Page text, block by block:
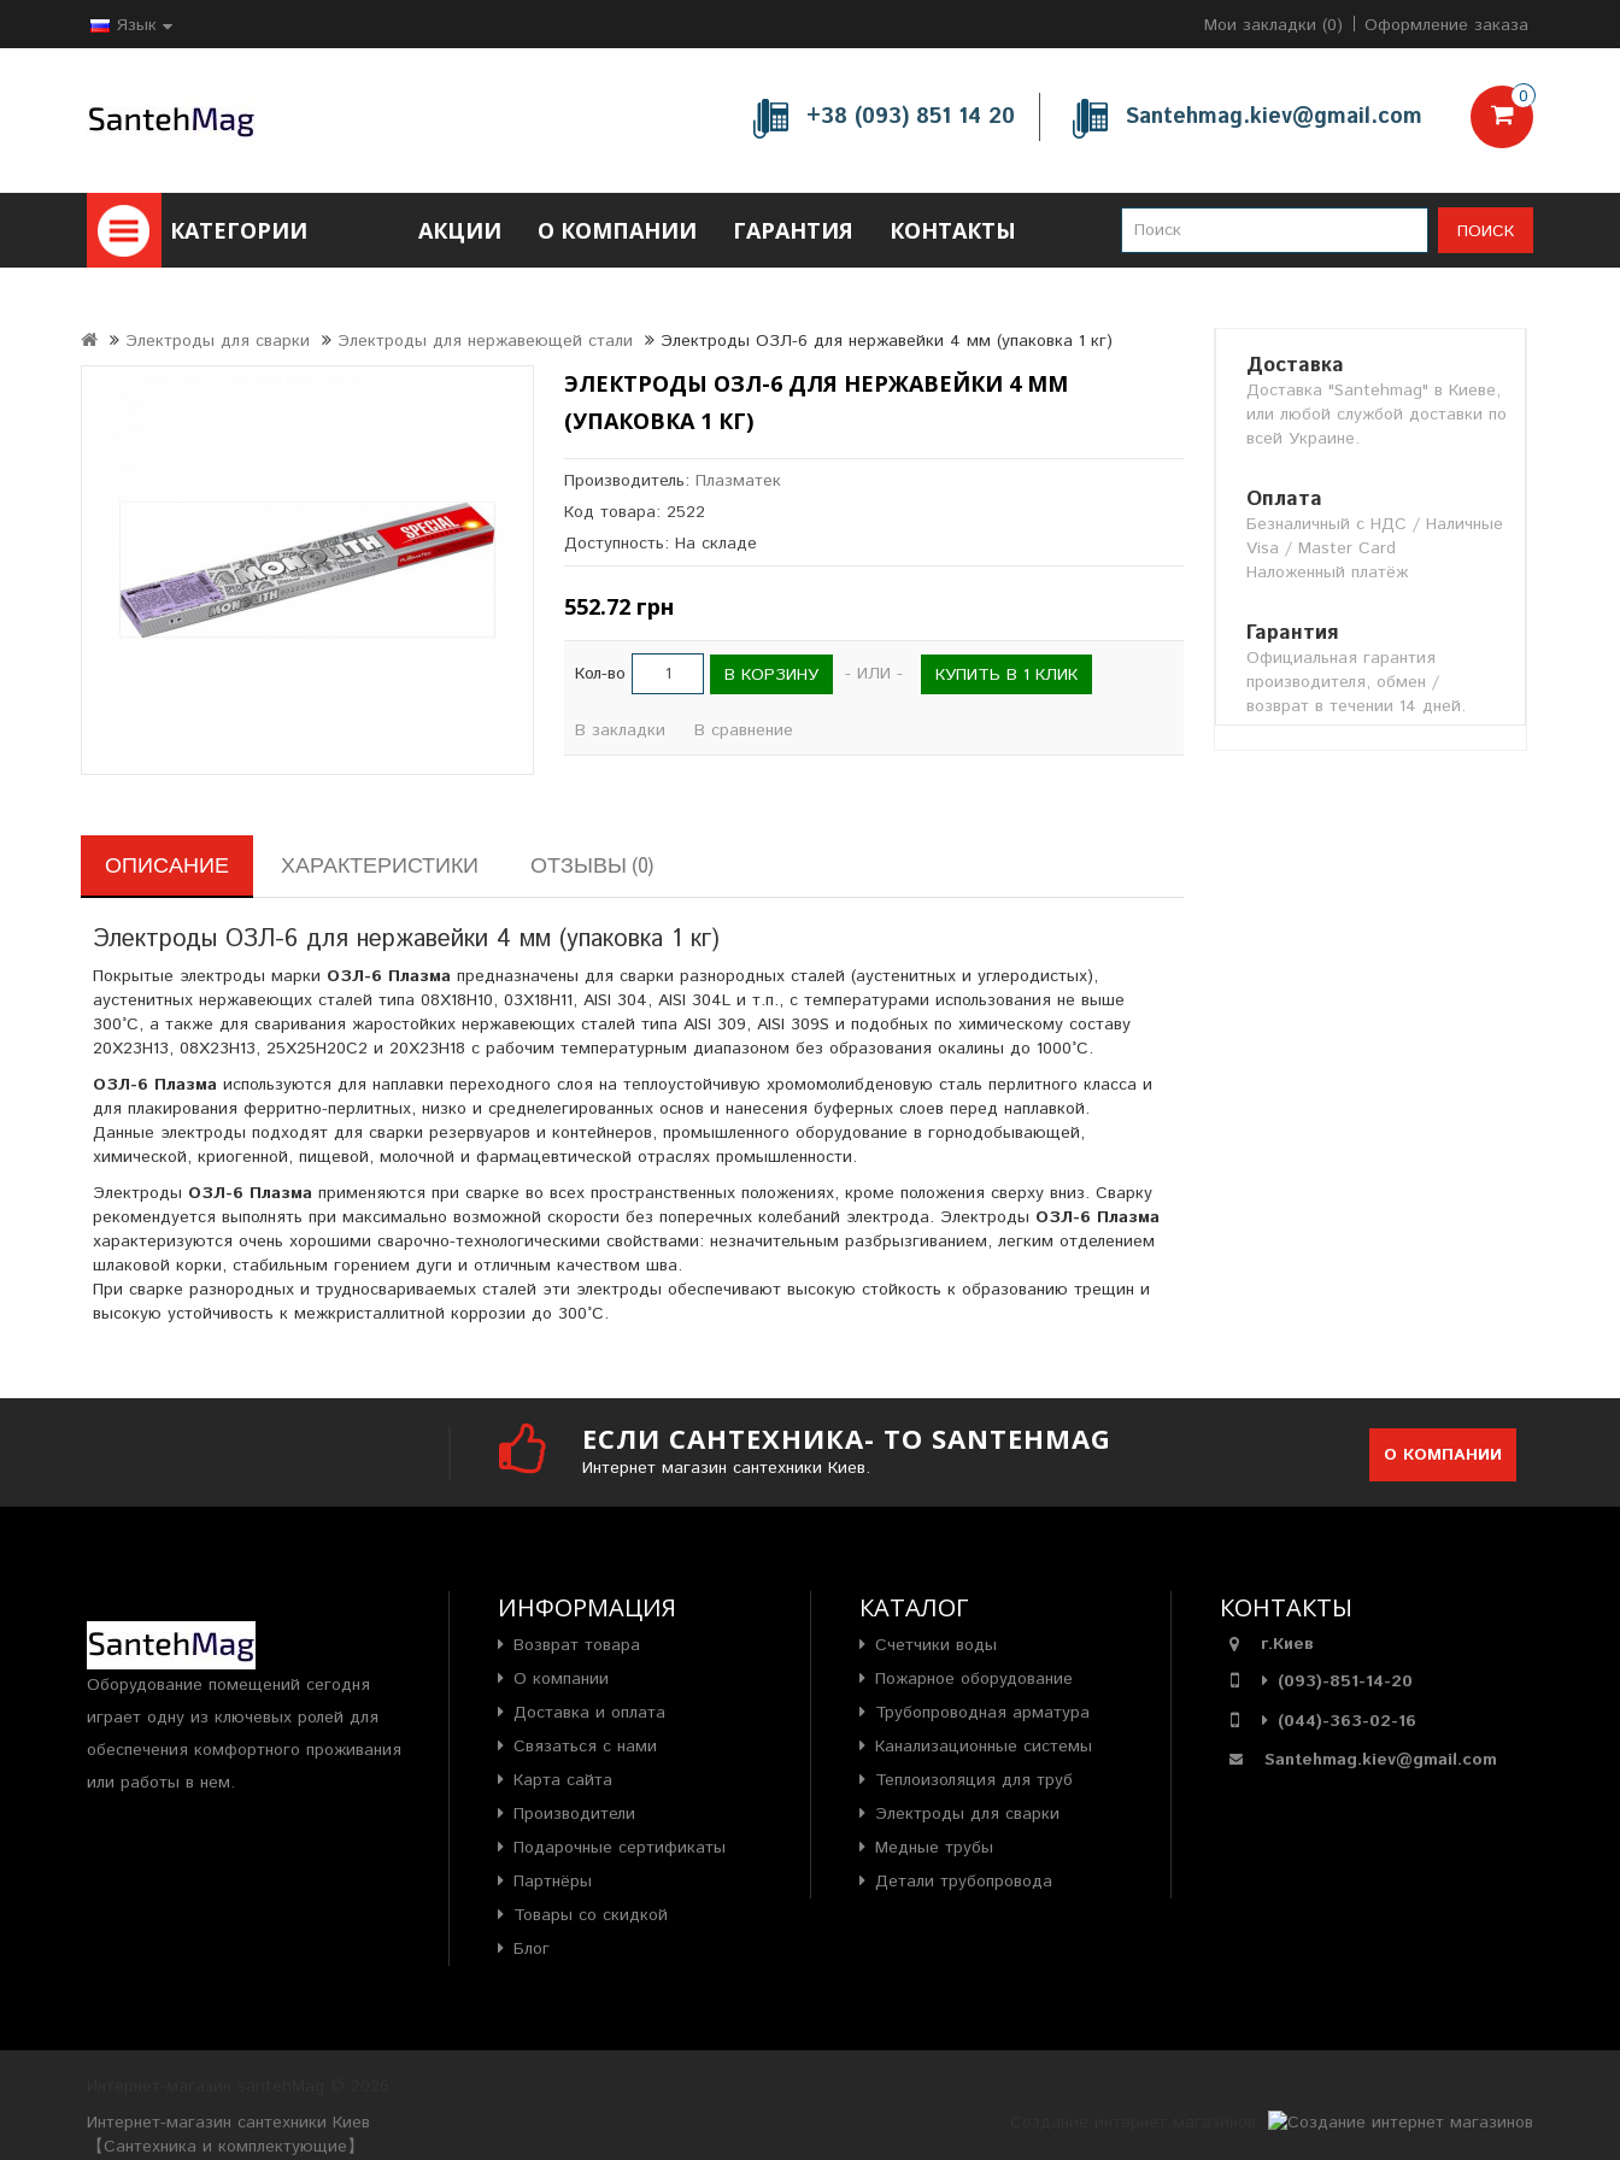
Язык Мои закладки (0) Оформление заказа
+38 (093) 851 14 20 Santehmag.kiev@gmail.com
0
ПОИСК
КАТЕГОРИИ АКЦИИ О КОМПАНИИ ГАРАНТИЯ КОНТАКТЫ
Электроды для сварки Электроды для нержавеющей стали Электроды ОЗЛ-6 для нержавейки 4 мм (упаковка 1 кг)
ЭЛЕКТРОДЫ ОЗЛ-6 ДЛЯ НЕРЖАВЕЙКИ 4 ММ
(УПАКОВКА 1 КГ)
Производитель:Плазматек
Код товара: 2522
Доступность: На складе
552.72 грн
Кол-во В КОРЗИНУ - ИЛИ - КУПИТЬ В 1 КЛИК
В закладки В сравнение
ОПИСАНИЕ ХАРАКТЕРИСТИКИ ОТЗЫВЫ (0)
Электроды ОЗЛ-6 для нержавейки 4 мм (упаковка 1 кг)
Покрытые электроды марки ОЗЛ-6 Плазма предназначены для сварки разнородных сталей (аустенитных и углеродистых),
аустенитных нержавеющих сталей типа 08Х18Н10, 03Х18Н11, AISI 304, AISI 304L и т.п., с температурами использования не выше
300°C, а также для сваривания жаростойких нержавеющих сталей типа AISI 309, AISI 309S и подобных по химическому составу
20X23H13, 08X23H13, 25Х25Н20С2 и 20Х23Н18 с рабочим температурным диапазоном без образования окалины до 1000°C.
ОЗЛ-6 Плазма используются для наплавки переходного слоя на теплоустойчивую хромомолибденовую сталь перлитного класса и
для плакирования ферритно-перлитных, низко и среднелегированных основ и нанесения буферных слоев перед наплавкой.
Данные электроды подходят для сварки резервуаров и контейнеров, промышленного оборудование в горнодобывающей,
химической, криогенной, пищевой, молочной и фармацевтической отраслях промышленности.
Электроды ОЗЛ-6 Плазма применяются при сварке во всех пространственных положениях, кроме положения сверху вниз. Сварку
рекомендуется выполнять при максимально возможной скорости без поперечных колебаний электрода. Электроды ОЗЛ-6 Плазма
характеризуются очень хорошими сварочно-технологическими свойствами: незначительным разбрызгиванием, легким отделением
шлаковой корки, стабильным горением дуги и отличным качеством шва.
При сварке разнородных и трудносвариваемых сталей эти электроды обеспечивают высокую стойкость к образованию трещин и
высокую устойчивость к межкристаллитной коррозии до 300°С.
Доставка
Доставка "Santehmag" в Киеве,
или любой службой доставки по
всей Украине.
Оплата
Безналичный с НДС / Наличные
Visa / Master Card
Наложенный платёж
Гарантия
Официальная гарантия
производителя, обмен /
возврат в течении 14 дней.
ЕСЛИ САНТЕХНИКА- ТО SANTEHMAG
Интернет магазин сантехники Киев.
О КОМПАНИИ
Оборудование помещений сегодня
играет одну из ключевых ролей для
обеспечения комфортного проживания
или работы в нем.
ИНФОРМАЦИЯ
Возврат товара
О компании
Доставка и оплата
Связаться с нами
Карта сайта
Производители
Подарочные сертификаты
Партнёры
Товары со скидкой
Блог
КАТАЛОГ
Счетчики воды
Пожарное оборудование
Трубопроводная арматура
Канализационные системы
Теплоизоляция для труб
Электроды для сварки
Медные трубы
Детали трубопровода
КОНТАКТЫ
г.Киев
(093)-851-14-20
(044)-363-02-16
Santehmag.kiev@gmail.com
Интернет-магазин сантехники Киев
【Сантехника и комплектующие】